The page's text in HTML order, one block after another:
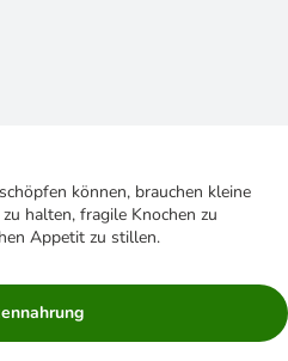
können, brauchen kleine
halten, fragile Knochen zu
Appetit zu stillen.